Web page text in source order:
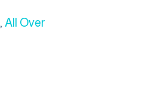
, All Over